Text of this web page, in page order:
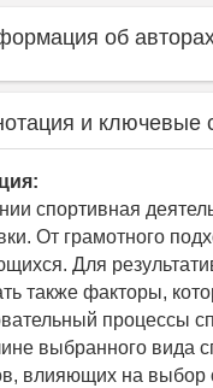
об
и ключевые
спортивная
От грамотного
Для
также факторы,
процессы
выбранного вида
влияющих на выбор